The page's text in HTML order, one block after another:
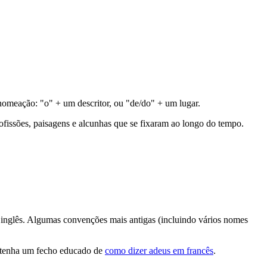
"o" + um descritor, ou "de/do" + um lugar.
paisagens e alcunhas que se fixaram ao longo do tempo.
Algumas convenções mais antigas (incluindo vários nomes
um fecho educado de como dizer adeus em francês.